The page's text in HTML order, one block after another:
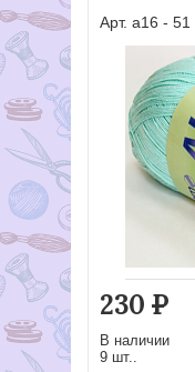
Арт. а16 - 51
230 Р
В наличии
9 шт..